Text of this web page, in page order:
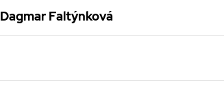
Dagmar Faltýnková